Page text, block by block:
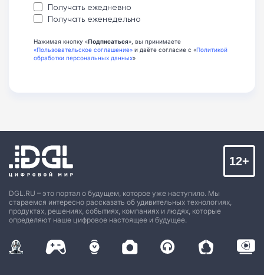
Получать ежедневно
Получать еженедельно
Нажимая кнопку «Подписаться», вы принимаете
«Пользовательское соглашение» и даёте согласие с «Политикой
обработки персональных данных»
DGL.RU – это портал о будущем, которое уже наступило. Мы
стараемся интересно рассказать об удивительных технологиях,
продуктах, решениях, событиях, компаниях и людях, которые
определяют наше цифровое настоящее и будущее.
12+